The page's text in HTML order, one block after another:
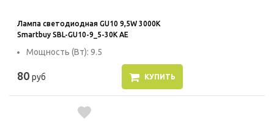
Лампа светодиодная GU10 9,5W 3000K
Smartbuy SBL-GU10-9_5-30K AE
Мощность (Вт): 9.5
80 руб КУПИТЬ